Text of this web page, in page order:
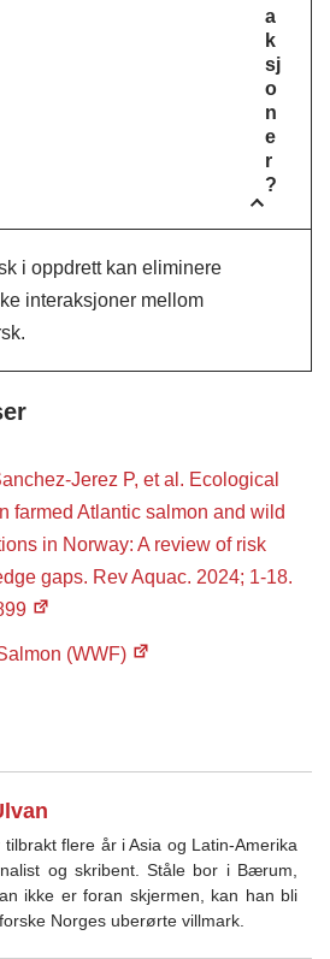
a
k
sj
o
n
e
r
?
i oppdrett kan eliminere
interaksjoner mellom
Jerez P, et al. Ecological
farmed Atlantic salmon and wild
in Norway: A review of risk
gaps. Rev Aquac. 2024; 1-18.
(WWF)
tilbrakt flere år i Asia og Latin-Amerika
og skribent. Ståle bor i Bærum,
ikke er foran skjermen, kan han bli
Norges uberørte villmark.